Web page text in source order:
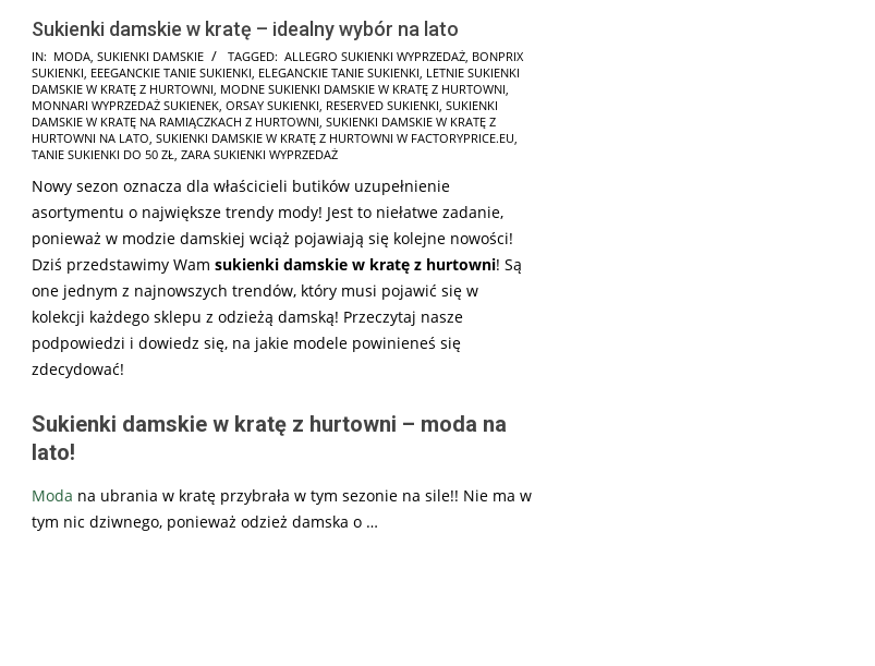
Sukienki damskie w kratę – idealny wybór na lato
2022-
07-
14
IN: MODA SUKIENKI DAMSKIE TAGGED: ALLEGRO SUKIENKI WYPRZEDAŻ BONPRIX
SUKIENKI EEEGANCKIE TANIE SUKIENKI ELEGANCKIE TANIE SUKIENKI LETNIE SUKIENKI
DAMSKIE W KRATĘ Z HURTOWNI MODNE SUKIENKI DAMSKIE W KRATĘ Z HURTOWNI
MONNARI WYPRZEDAŻ SUKIENEK ORSAY SUKIENKI RESERVED SUKIENKI SUKIENKI
DAMSKIE W KRATĘ NA RAMIĄCZKACH Z HURTOWNI SUKIENKI DAMSKIE W KRATĘ Z
HURTOWNI NA LATO SUKIENKI DAMSKIE W KRATĘ Z HURTOWNI W FACTORYPRICE.EU
TANIE SUKIENKI DO 50 ZŁ ZARA SUKIENKI WYPRZEDAŻ
Nowy sezon oznacza dla właścicieli butików uzupełnienie
asortymentu o największe trendy mody! Jest to niełatwe zadanie,
ponieważ w modzie damskiej wciąż pojawiają się kolejne nowości!
Dziś przedstawimy Wam sukienki damskie w kratę z hurtowni! Są
one jednym z najnowszych trendów, który musi pojawić się w
kolekcji każdego sklepu z odzieżą damską! Przeczytaj nasze
podpowiedzi i dowiedz się, na jakie modele powinieneś się
zdecydować!
Sukienki damskie w kratę z hurtowni – moda na
lato!
Moda na ubrania w kratę przybrała w tym sezonie na sile!! Nie ma w
tym nic dziwnego, ponieważ odzież damska o …